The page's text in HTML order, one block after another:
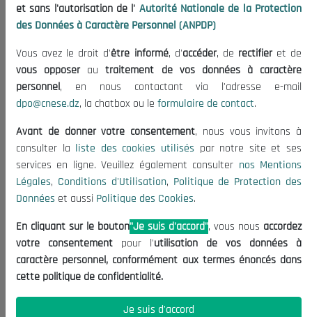
Organisation
Publications
Informations utiles
Appels d'offres et Consultations
Mentions Légales
Conditions d'Utilisation
Politique de Protection des Données
Politique des Cookies
Nous Contacter
(+213) 021 98 01 00|01|02
contact@cnese.dz
Suggestions ou Initiatives ?
Newsletter
dernières nouvelles.
et sans l'autorisation de l' Autorité Nationale de la Protection
des Données à Caractère Personnel (ANPDP)
Vous avez le droit d'être informé, d'accéder, de rectifieret de
vous opposerautraitement de vos données à caractère
personnel, en nous contactant via l'adresse e-mail
dpo@cnese.dz, la chatbox ou le formulaire de contact.
Avant de donner votre consentement, nous vous invitons à
consulter la liste des cookies utilisés par notre site et ses
services en ligne. Veuillez également consulter nos Mentions
Légales, Conditions d'Utilisation, Politique de Protection des
Données et aussi Politique des Cookies.
En cliquant sur le bouton"Je suis d'accord", vous nous accordez
votre consentement pour l'utilisation de vos données à
caractère personnel, conformément aux termes énoncés dans
cette politique de confidentialité.
Je suis d'accord